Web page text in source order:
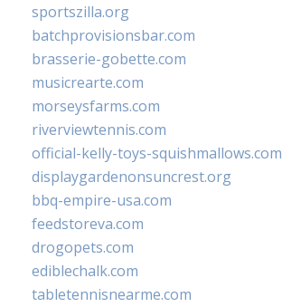
sportszilla.org
batchprovisionsbar.com
brasserie-gobette.com
musicrearte.com
morseysfarms.com
riverviewtennis.com
official-kelly-toys-squishmallows.com
displaygardenonsuncrest.org
bbq-empire-usa.com
feedstoreva.com
drogopets.com
ediblechalk.com
tabletennisnearme.com